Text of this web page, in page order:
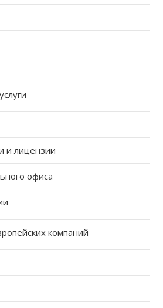
и лицензии
офиса
компаний